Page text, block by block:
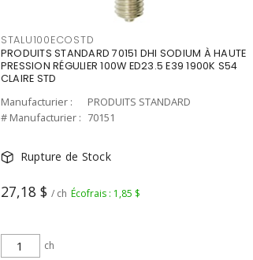
STALU100ECOSTD
PRODUITS STANDARD 70151 DHI SODIUM À HAUTE
PRESSION RÉGULIER 100W ED23.5 E39 1900K S54
CLAIRE STD
Manufacturier :
PRODUITS STANDARD
# Manufacturier : 70151
Rupture de Stock
27,18 $ / ch Écofrais : 1,85 $
ch